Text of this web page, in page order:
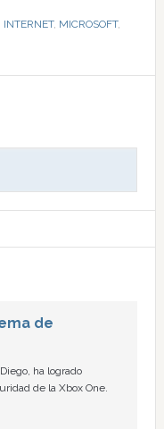
INTERNET, MICROSOFT,
de
ha logrado
de la Xbox One.